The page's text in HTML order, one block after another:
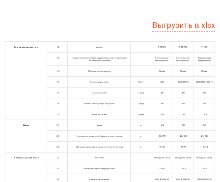
Выгрузить в xlsx
Основные параметры 1.2 Модель PTE12N PTE15N PTE20N
1.3
Привод: электрический (тип: аккумулятор, сеть,…), дизельный,
бензиновый, газовый
Электрический
(аккумулятор)
Электрический
(аккумулятор)
Электрический
(аккумулятор)
1.4 Положение оператора Пеший Пеший Пеший
1.5 Грузоподъемность Q (кг) 1200 1500 (1200 *) 2000 (1600/ 1200 **)
1.6 Центр загрузки c (мм) 600 600 600
1.8 Расстояние от центра оси до вил x (мм) 942 947 951
1.9 Колесная база y (мм) 1185 1185 1189
Массы 2.1 Масса кг 124 123 149
2.2 Нагрузка на переднюю/заднюю ось с грузом кг 355/972 623/1000 621/1528
2.3 Нагрузка на переднюю/заднюю ось без груза кг 101/27 96/27 115/34
Колеса, ходовая часть 3.1 Тип колес Полиуретан (PU) Полиуретан (PU) Полиуретан (PU)
3.2 Размер передних (ведущих) колес 210×70 210×70 210×70
3.3 Размер задних колес Ø80×93 (Ø80×70) Ø80×93 (Ø80×70) Ø80×93 (Ø80×70)